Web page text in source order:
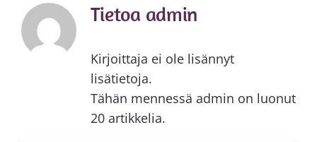
Annika Schulman
Tietoa admin
Kirjoittaja ei ole lisännyt
lisätietoja.
Tähän mennessä admin on luonut
20 artikkelia.